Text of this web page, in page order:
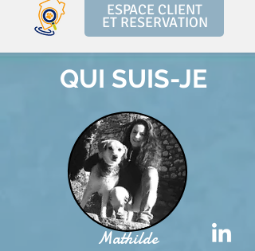
ESPACE CLIENT
ET RESERVATION
QUI SUIS-JE
Mathilde